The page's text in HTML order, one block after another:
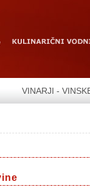
VINARJI -